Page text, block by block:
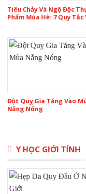
Tiêu Chảy Và Ngộ Độc
Phẩm Mùa Hè: 7 Quy Tắc
Đột Quỵ Gia Tăng Vào
Nắng Nóng
Y HỌC GIỚI TÍNH